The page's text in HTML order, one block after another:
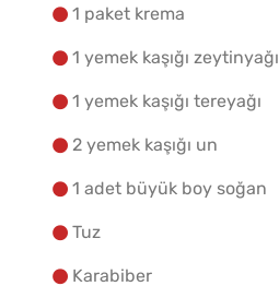
1 paket krema
1 yemek kaşığı zeytinyağı
1 yemek kaşığı tereyağı
2 yemek kaşığı un
1 adet büyük boy soğan
Tuz
Karabiber